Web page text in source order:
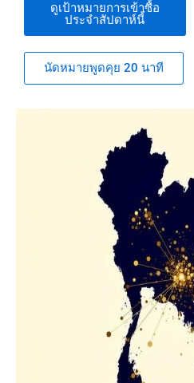
ดูเป้าหมายการเข้าซื้อ
ประจำสัปดาห์นี้
นัดหมายพูดคุย 20 นาที